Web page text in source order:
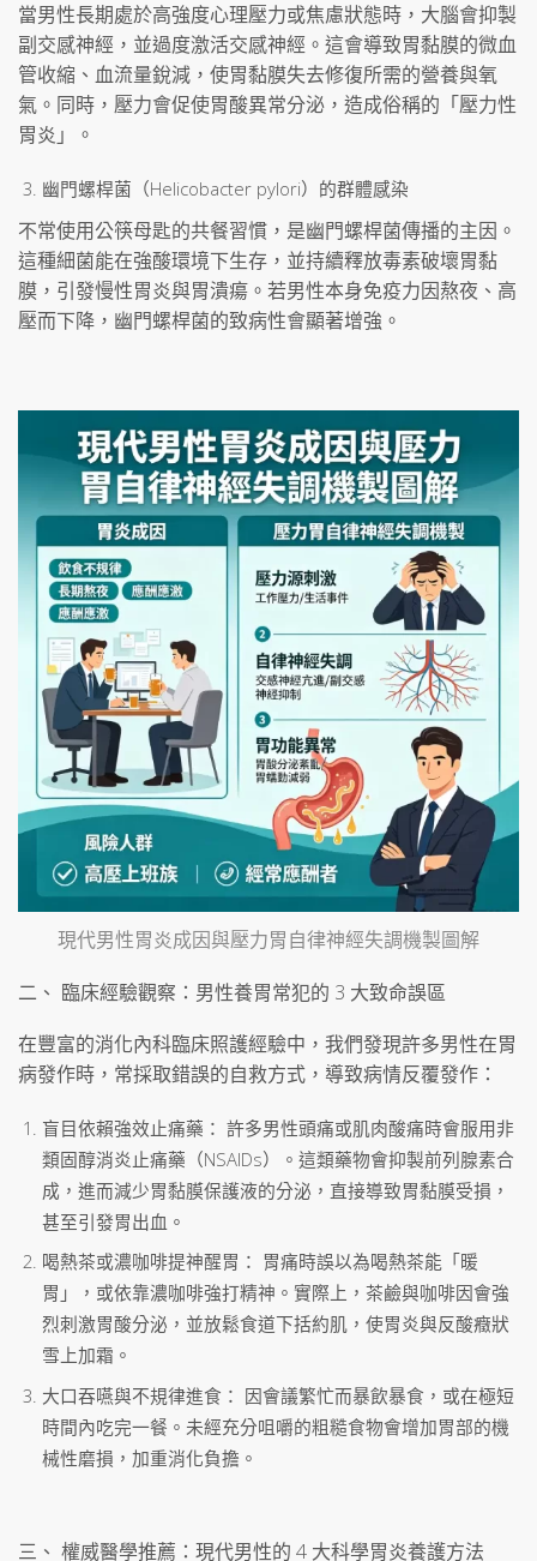
當男性長期處於高強度心理壓力或焦慮狀態時，大腦會抑製
副交感神經，並過度激活交感神經。這會導致胃黏膜的微血
管收縮、血流量銳減，使胃黏膜失去修復所需的營養與氧
氣。同時，壓力會促使胃酸異常分泌，造成俗稱的「壓力性
胃炎」。
幽門螺桿菌（Helicobacter pylori）的群體感染
不常使用公筷母匙的共餐習慣，是幽門螺桿菌傳播的主因。
這種細菌能在強酸環境下生存，並持續釋放毒素破壞胃黏
膜，引發慢性胃炎與胃潰瘍。若男性本身免疫力因熬夜、高
壓而下降，幽門螺桿菌的致病性會顯著增強。
現代男性胃炎成因與壓力胃自律神經失調機製圖解
二、 臨床經驗觀察：男性養胃常犯的 3 大致命誤區
在豐富的消化內科臨床照護經驗中，我們發現許多男性在胃
病發作時，常採取錯誤的自救方式，導致病情反覆發作：
盲目依賴強效止痛藥： 許多男性頭痛或肌肉酸痛時會服用非
類固醇消炎止痛藥（NSAIDs）。這類藥物會抑製前列腺素合
成，進而減少胃黏膜保護液的分泌，直接導致胃黏膜受損，
甚至引發胃出血。
喝熱茶或濃咖啡提神醒胃： 胃痛時誤以為喝熱茶能「暖
胃」，或依靠濃咖啡強打精神。實際上，茶鹼與咖啡因會強
烈刺激胃酸分泌，並放鬆食道下括約肌，使胃炎與反酸癥狀
雪上加霜。
大口吞嚥與不規律進食： 因會議繁忙而暴飲暴食，或在極短
時間內吃完一餐。未經充分咀嚼的粗糙食物會增加胃部的機
械性磨損，加重消化負擔。
三、 權威醫學推薦：現代男性的 4 大科學胃炎養護方法